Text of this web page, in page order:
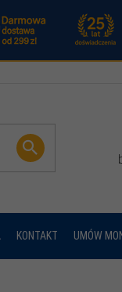
KONTAKT UMÓW